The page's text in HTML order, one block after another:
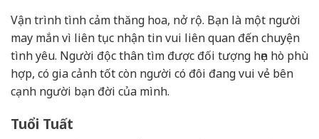
Vận trình tình cảm thăng hoa, nở rộ. Bạn là một người
may mắn vì liên tục nhận tin vui liên quan đến chuyện
tình yêu. Người độc thân tìm được đối tượng hẹn hò phù
hợp, có gia cảnh tốt còn người có đôi đang vui vẻ bên
cạnh người bạn đời của mình.
Tuổi Tuất